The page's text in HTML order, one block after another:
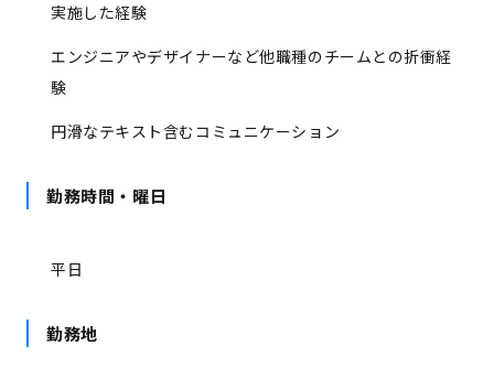
実施した経験
エンジニアやデザイナーなど他職種のチームとの折衝経
験
円滑なテキスト含むコミュニケーション
勤務時間・曜日
平日
勤務地